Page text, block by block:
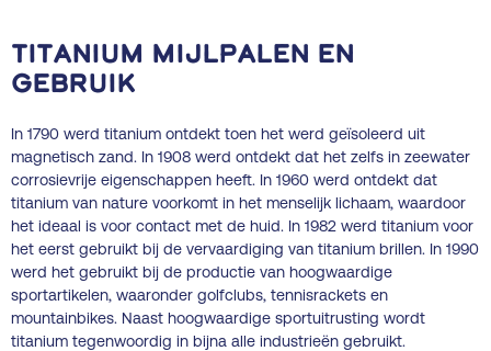
Titanium mijlpalen en
gebruik
In 1790 werd titanium ontdekt toen het werd geïsoleerd uit
magnetisch zand. In 1908 werd ontdekt dat het zelfs in zeewater
corrosievrije eigenschappen heeft. In 1960 werd ontdekt dat
titanium van nature voorkomt in het menselijk lichaam, waardoor
het ideaal is voor contact met de huid. In 1982 werd titanium voor
het eerst gebruikt bij de vervaardiging van titanium brillen. In 1990
werd het gebruikt bij de productie van hoogwaardige
sportartikelen, waaronder golfclubs, tennisrackets en
mountainbikes. Naast hoogwaardige sportuitrusting wordt
titanium tegenwoordig in bijna alle industrieën gebruikt.